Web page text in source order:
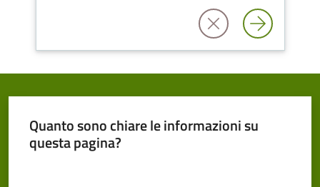
argomenti...
Seguici
Quanto sono chiare le informazioni su
questa pagina?